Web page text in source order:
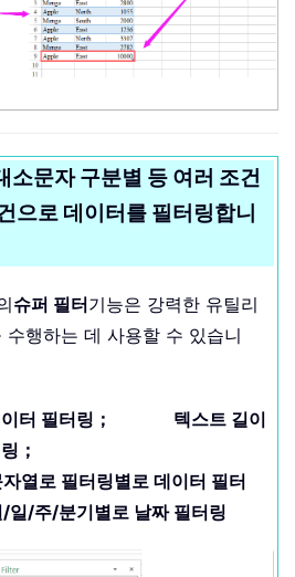
소문자 구분별 등 여러 조건
으로 데이터를 필터링합니
슈퍼 필터기능은 강력한 유틸리
수행하는 데 사용할 수 있습니
이터 필터링； 텍스트 길이
；
열로 필터링별로 데이터 필터
/분기별로 날짜 필터링